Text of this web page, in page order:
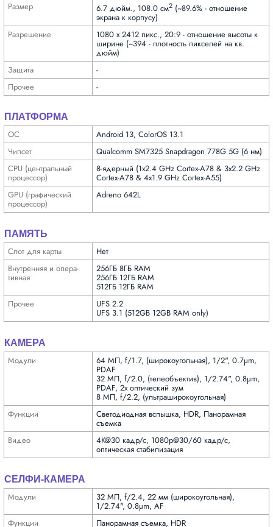
Размер
6.7 дюйм., 108.0 см2 (~89.6% - отношение
экрана к корпусу)
Разре­шение
1080 x 2412 пикс., 20:9 - отношение высоты к
ширине (~394 - плотность пикселей на кв.
дюйм)
Защита
-
Прочее
-
ПЛАТФОРМА
ОС
Android 13, ColorOS 13.1
Чипсет
Qualcomm SM7325 Snapdragon 778G 5G (6 нм)
CPU (централь­ный
процес­сор)
8-ядерный (1x2.4 GHz Cortex-A78 & 3x2.2 GHz
Cortex-A78 & 4x1.9 GHz Cortex-A55)
GPU (графи­ческий
процес­сор)
Adreno 642L
ПАМЯТЬ
Слот для карты
Нет
Внутрен­няя и опера­
тивная
256ГБ 8ГБ RAM
256ГБ 12ГБ RAM
512ГБ 12ГБ RAM
Прочее
UFS 2.2
UFS 3.1 (512GB 12GB RAM only)
КАМЕРА
Модули 64 МП, f/1.7, (широкоугольная), 1/2", 0.7µm,
PDAF
32 МП, f/2.0, (телеобъектив), 1/2.74", 0.8µm,
PDAF, 2x оптический зум
8 МП, f/2.2, (ультра­широкоугольная)
Функ­ции
Светодиодная вспышка, HDR, Панорамная
съемка
Видео
4K@30 кадр/с, 1080p@30/60 кадр/с,
оптическая стабилизация
СЕЛФИ-КАМЕРА
Модули 32 МП, f/2.4, 22 мм (широкоугольная),
1/2.74", 0.8µm, AF
Функ­ции
Панорамная съемка, HDR